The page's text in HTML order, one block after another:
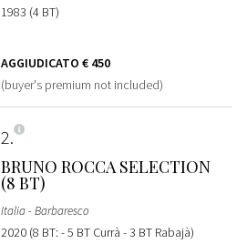
1983 (4 BT)
AGGIUDICATO € 450
(buyer's premium not included)
2
BRUNO ROCCA SELECTION
(8 BT)
Italia - Barbaresco
2020 (8 BT: - 5 BT Currà - 3 BT Rabajà)